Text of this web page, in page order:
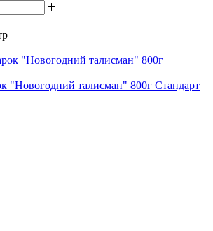
"Новогодний талисман" 800г Стандарт